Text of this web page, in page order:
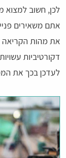
לכן, חשוב למצוא
אתם משאירים
את מהות
דקורטיביות
לעדכן בכך את